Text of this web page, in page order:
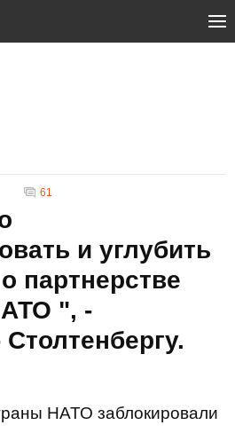
61
и углубить
партнерстве
", -
НАТО заблокировали